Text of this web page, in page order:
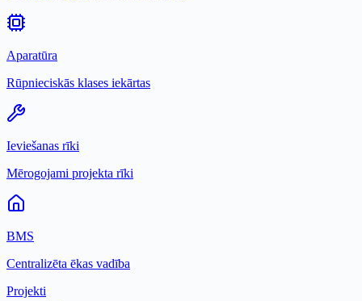
Aparatūra
Rūpnieciskās klases iekārtas
Ieviešanas rīki
Mērogojami projekta rīki
BMS
Centralizēta ēkas vadība
Projekti